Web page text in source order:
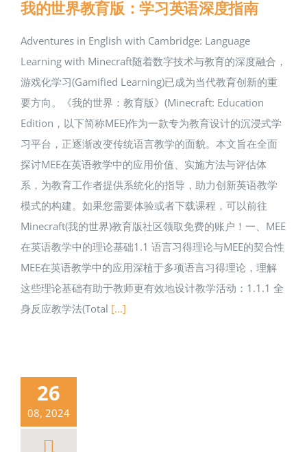
我的世界教育版：学习英语深度指南
Adventures in English with Cambridge: Language
Learning with Minecraft随着数字技术与教育的深度融合，
游戏化学习(Gamified Learning)已成为当代教育创新的重
要方向。《我的世界：教育版》(Minecraft: Education
Edition，以下简称MEE)作为一款专为教育设计的沉浸式学
习平台，正逐渐改变传统语言教学的面貌。本文旨在全面
探讨MEE在英语教学中的应用价值、实施方法与评估体
系，为教育工作者提供系统化的指导，助力创新英语教学
模式的构建。如果您需要体验或者下载课程，可以前往
Minecraft(我的世界)教育版社区领取免费的账户！一、MEE
在英语教学中的理论基础1.1 语言习得理论与MEE的契合性
MEE在英语教学中的应用深植于多项语言习得理论，理解
这些理论基础有助于教师更有效地设计教学活动：1.1.1 全
身反应教学法(Total [...]
26
08, 2024